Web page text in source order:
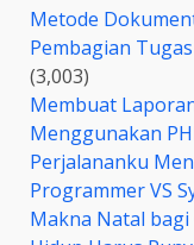
Metode
Pembagian
(3,003)
Membuat
Menggunakan
Perjalananku
Programmer VS
Makna Natal